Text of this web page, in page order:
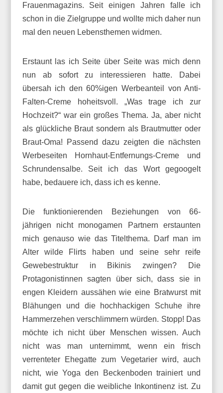
Frauenmagazins. Seit einigen Jahren falle ich
schon in die Zielgruppe und wollte mich daher nun
mal den neuen Lebensthemen widmen.
Erstaunt las ich Seite über Seite was mich denn
nun ab sofort zu interessieren hatte. Dabei
übersah ich den 60%igen Werbeanteil von Anti-
Falten-Creme hoheitsvoll. „Was trage ich zur
Hochzeit?“ war ein großes Thema. Ja, aber nicht
als glückliche Braut sondern als Brautmutter oder
Braut-Oma! Passend dazu zeigten die nächsten
Werbeseiten Hornhaut-Entfernungs-Creme und
Schrundensalbe. Seit ich das Wort gegoogelt
habe, bedauere ich, dass ich es kenne.
Die funktionierenden Beziehungen von 66-
jährigen nicht monogamen Partnern erstaunten
mich genauso wie das Titelthema. Darf man im
Alter wilde Flirts haben und seine sehr reife
Gewebestruktur in Bikinis zwingen? Die
Protagonistinnen sagten über sich, dass sie in
engen Kleidern aussähen wie eine Bratwurst mit
Blähungen und die hochhackigen Schuhe ihre
Hammerzehen verschlimmern würden. Stopp! Das
möchte ich nicht über Menschen wissen. Auch
nicht was man unternimmt, wenn ein frisch
verrenteter Ehegatte zum Vegetarier wird, auch
nicht, wie Yoga den Beckenboden trainiert und
damit gut gegen die weibliche Inkontinenz ist. Zu